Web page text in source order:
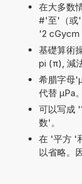
在大多数
#'至'（或
'2 cGycm
基礎算術
pi (π), 減
希腊字母
代替 µPa。
可以写成
数'。
在 '平方 '
以省略。